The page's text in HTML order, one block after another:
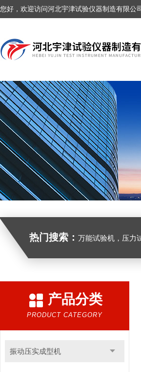
您好，欢迎访问河北宇津试验仪器制造有限公
热门搜索： 万能试验机，压力试验机，沥青延伸度测定仪，沥
产品分类
PRODUCT CATEGORY
振动压实成型机